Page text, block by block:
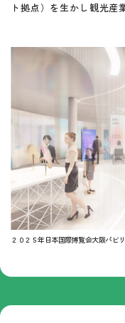
ト拠点）を生かし観光産
２０２５年日本国際博覧会大阪パビ